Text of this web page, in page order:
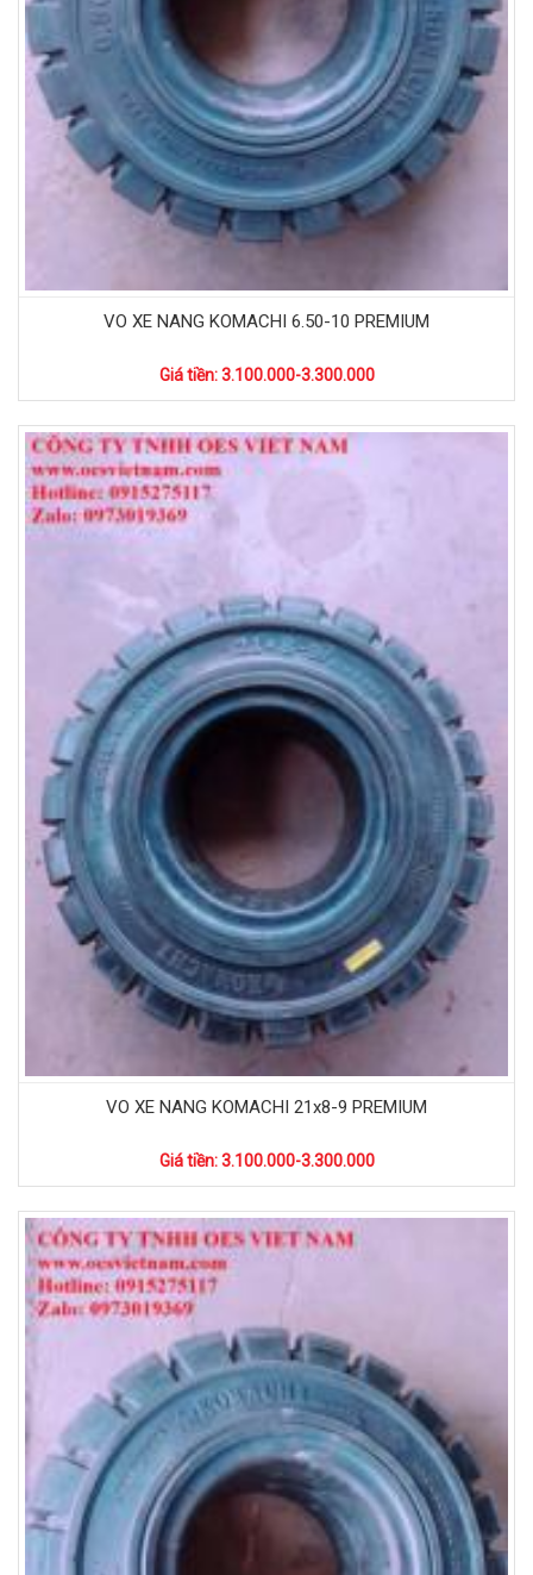
VO XE NANG KOMACHI 6.50-10 PREMIUM
Giá tiền: 3.100.000-3.300.000
VO XE NANG KOMACHI 21x8-9 PREMIUM
Giá tiền: 3.100.000-3.300.000